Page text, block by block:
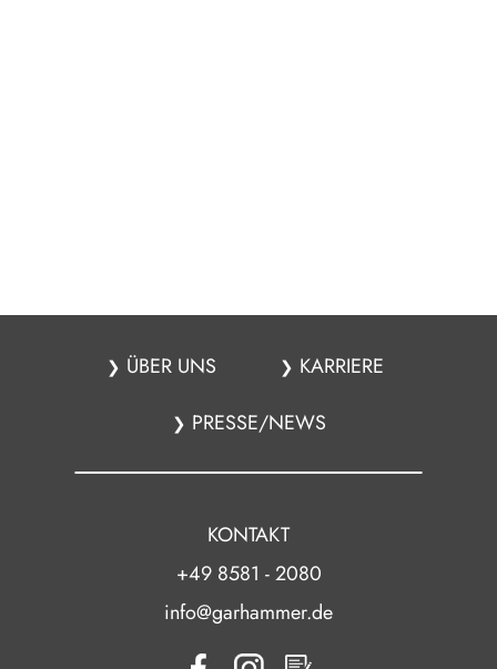
❯ ÜBER UNS ❯ KARRIERE
❯ PRESSE/NEWS
KONTAKT
+49 8581 - 2080
info@garhammer.de